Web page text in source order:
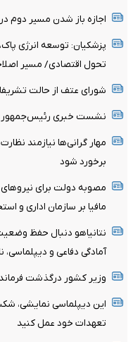
اجازه باز شدن مسیر دوم
پزشکیان: توسعه انرژی
تحول اقتصادی/ مسیر
شورای عتف از حالت
نشست خبری رئیس‌جمهور
مهار گرانی‌ها نیازمند
برخورد شود
مصوبه دولت برای نیروهای
مافیا بر سازمان اداری و
نتانیاهو دنبال حفظ
آمادگی دفاعی و دیپلماسی،
وزیر کشور درگذشت
این دیپلماسی نمایشی،
تعهدات خود عمل کنید